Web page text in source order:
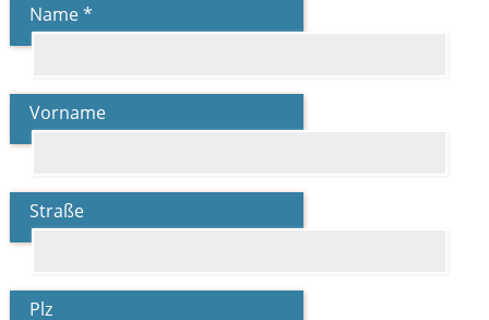
Name *
Vorname
Straße
Plz